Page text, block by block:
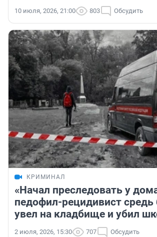
10 июля, 2026, 21:00 803 Обсудить
КРИМИНАЛ
«Начал преследовать у
педофил-рецидивист средь
увел на кладбище и убил
2 июля, 2026, 15:30 707 Обсудить